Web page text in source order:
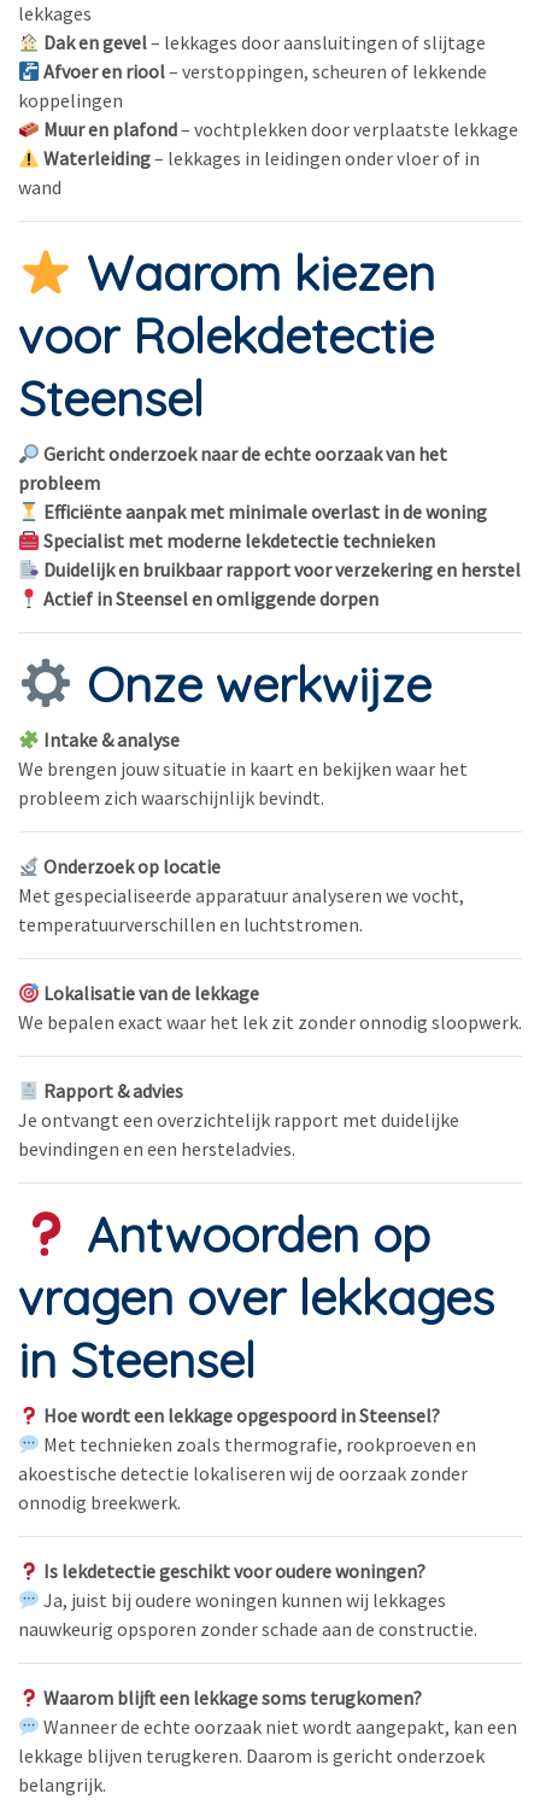
lekkages
Dak en gevel– lekkages door aansluitingen of slijtage
Afvoer en riool– verstoppingen, scheuren of lekkende
koppelingen
Muur en plafond– vochtplekken door verplaatste lekkage
Waterleiding– lekkages in leidingen onder vloer of in
wand
Waarom kiezen
voor Rolekdetectie
Steensel
Gericht onderzoek naar de echte oorzaak van het
probleem
Efficiënte aanpak met minimale overlast in de woning
Specialist met moderne lekdetectie technieken
Duidelijk en bruikbaar rapport voor verzekering en herstel
Actief in Steensel en omliggende dorpen
Onze werkwijze
Intake & analyse
We brengen jouw situatie in kaart en bekijken waar het
probleem zich waarschijnlijk bevindt.
Onderzoek op locatie
Met gespecialiseerde apparatuur analyseren we vocht,
temperatuurverschillen en luchtstromen.
Lokalisatie van de lekkage
We bepalen exact waar het lek zit zonder onnodig sloopwerk.
Rapport & advies
Je ontvangt een overzichtelijk rapport met duidelijke
bevindingen en een hersteladvies.
Antwoorden op
vragen over lekkages
in Steensel
Hoe wordt een lekkage opgespoord in Steensel?
Met technieken zoals thermografie, rookproeven en
akoestische detectie lokaliseren wij de oorzaak zonder
onnodig breekwerk.
Is lekdetectie geschikt voor oudere woningen?
Ja, juist bij oudere woningen kunnen wij lekkages
nauwkeurig opsporen zonder schade aan de constructie.
Waarom blijft een lekkage soms terugkomen?
Wanneer de echte oorzaak niet wordt aangepakt, kan een
lekkage blijven terugkeren. Daarom is gericht onderzoek
belangrijk.